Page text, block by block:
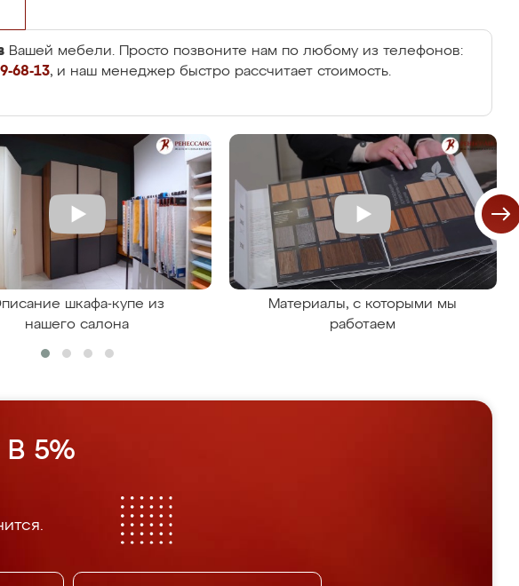
Вашей мебели. Просто позвоните нам по любому из телефонов:
68-13, и наш менеджер быстро рассчитает стоимость.
шкафа-купе из
нашего салона
Материалы, с которыми мы
работаем
5%